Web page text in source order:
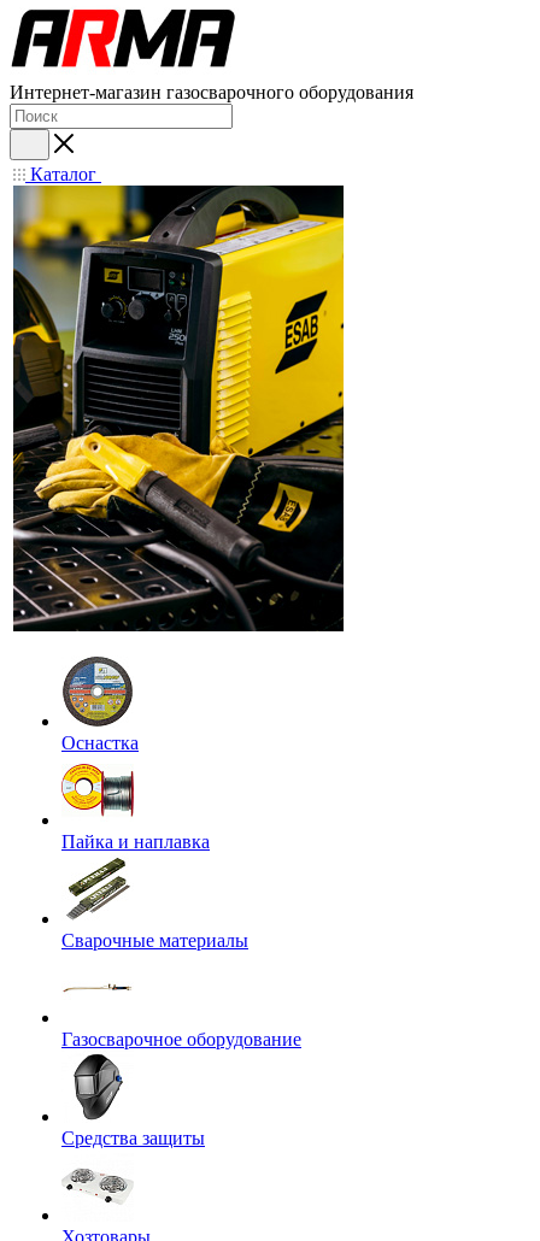
Интернет-магазин газосварочного оборудования
Каталог
Оснастка
Пайка и наплавка
Сварочные материалы
Газосварочное оборудование
Средства защиты
Хозтовары